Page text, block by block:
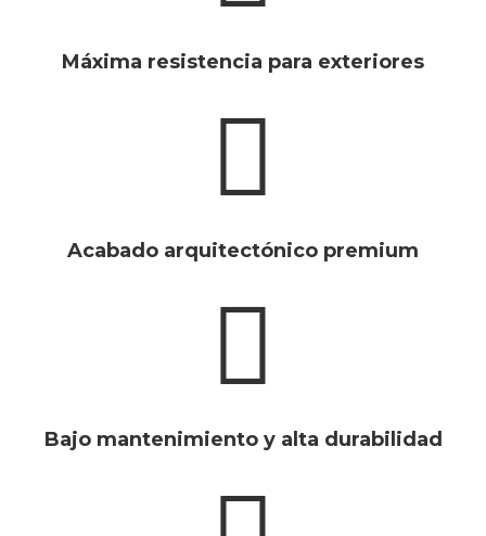
Máxima resistencia para exteriores
Acabado arquitectónico premium
Bajo mantenimiento y alta durabilidad